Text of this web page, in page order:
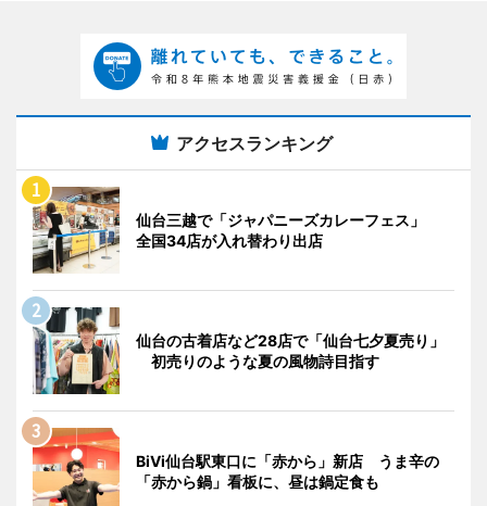
アクセスランキング
仙台三越で「ジャパニーズカレーフェス」
全国34店が入れ替わり出店
仙台の古着店など28店で「仙台七夕夏売り」
初売りのような夏の風物詩目指す
BiVi仙台駅東口に「赤から」新店 うま辛の
「赤から鍋」看板に、昼は鍋定食も